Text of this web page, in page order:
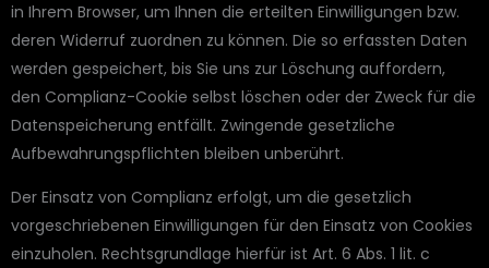
in Ihrem Browser, um Ihnen die erteilten Einwilligungen bzw.
deren Widerruf zuordnen zu können. Die so erfassten Daten
werden gespeichert, bis Sie uns zur Löschung auffordern,
den Complianz-Cookie selbst löschen oder der Zweck für die
Datenspeicherung entfällt. Zwingende gesetzliche
Aufbewahrungspflichten bleiben unberührt.
Der Einsatz von Complianz erfolgt, um die gesetzlich
vorgeschriebenen Einwilligungen für den Einsatz von Cookies
einzuholen. Rechtsgrundlage hierfür ist Art. 6 Abs. 1 lit. c